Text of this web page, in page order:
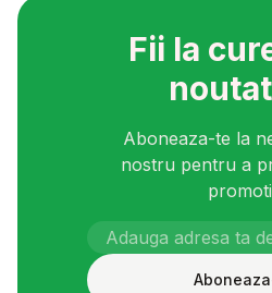
Fii la
Aboneaza-te la
nostru pentru a